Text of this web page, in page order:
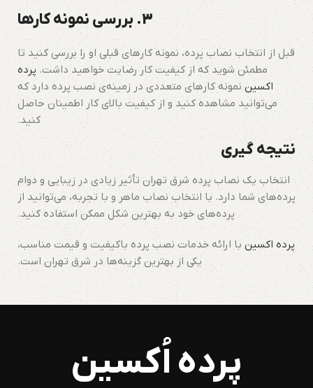
3. بررسی نمونه کارها
قبل از انتخاب نصاب پرده، نمونه کارهای قبلی او را بررسی کنید تا
مطمئن شوید که از کیفیت کار رضایت خواهید داشت. پرده
اکسیننمونه کارهای متعددی در زمینه‌ی نصب پرده دارد که
می‌توانید مشاهده کنید و از کیفیت بالای کار اطمینان حاصل
کنید.
نتیجه گیری
انتخاب یک نصاب پرده شرق تهران تأثیر زیادی در زیبایی و دوام
پرده‌های شما دارد. با انتخاب نصاب ماهر و با تجربه، می‌توانید از
پرده‌های خود به بهترین شکل ممکن استفاده کنید.
پرده اکسینبا ارائه خدمات نصب پرده باکیفیت و قیمت مناسب،
یکی از بهترین گزینه‌ها در شرق تهران است.
پرده اُکسین